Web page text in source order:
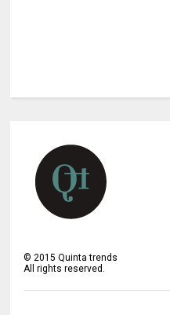
© 2015 Quinta trends
All rights reserved.